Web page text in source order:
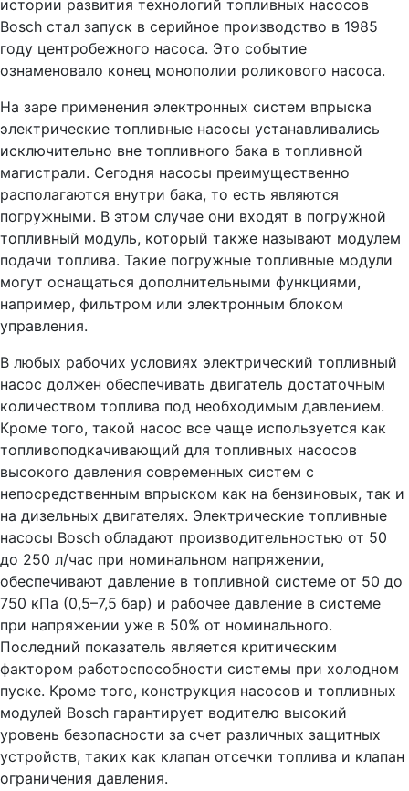
истории развития технологий топливных насосов
Bosch стал запуск в серийное производство в 1985
году центробежного насоса. Это событие
ознаменовало конец монополии роликового насоса.
На заре применения электронных систем впрыска
электрические топливные насосы устанавливались
исключительно вне топливного бака в топливной
магистрали. Сегодня насосы преимущественно
располагаются внутри бака, то есть являются
погружными. В этом случае они входят в погружной
топливный модуль, который также называют модулем
подачи топлива. Такие погружные топливные модули
могут оснащаться дополнительными функциями,
например, фильтром или электронным блоком
управления.
В любых рабочих условиях электрический топливный
насос должен обеспечивать двигатель достаточным
количеством топлива под необходимым давлением.
Кроме того, такой насос все чаще используется как
топливоподкачивающий для топливных насосов
высокого давления современных систем с
непосредственным впрыском как на бензиновых, так и
на дизельных двигателях. Электрические топливные
насосы Bosch обладают производительностью от 50
до 250 л/час при номинальном напряжении,
обеспечивают давление в топливной системе от 50 до
750 кПа (0,5–7,5 бар) и рабочее давление в системе
при напряжении уже в 50% от номинального.
Последний показатель является критическим
фактором работоспособности системы при холодном
пуске. Кроме того, конструкция насосов и топливных
модулей Bosch гарантирует водителю высокий
уровень безопасности за счет различных защитных
устройств, таких как клапан отсечки топлива и клапан
ограничения давления.